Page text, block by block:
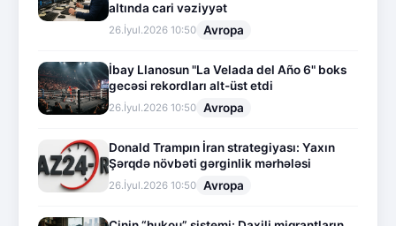
altında cari vəziyyət
26.İyul.2026 10:50 Avropa
İbay Llanosun "La Velada del Año 6" boks
gecəsi rekordları alt-üst etdi
26.İyul.2026 10:50 Avropa
Donald Trampın İran strategiyası: Yaxın
Şərqdə növbəti gərginlik mərhələsi
26.İyul.2026 10:50 Avropa